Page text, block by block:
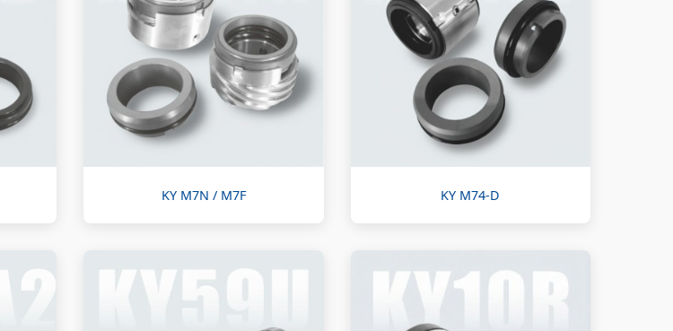
KY M7N / M7F KY M74-D